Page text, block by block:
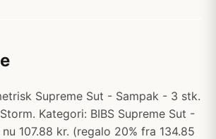
Supreme Sut - Sampak - 3 stk.
Kategori: BIBS Supreme Sut -
107.88 kr. (regalo 20% fra 134.85